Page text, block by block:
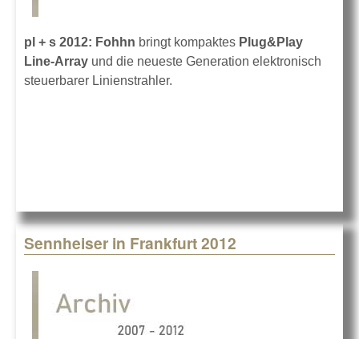
pl + s 2012: Fohhn bringt kompaktes Plug&Play
Line-Array und die neueste Generation elektronisch
steuerbarer Linienstrahler.
Sennheiser in Frankfurt 2012